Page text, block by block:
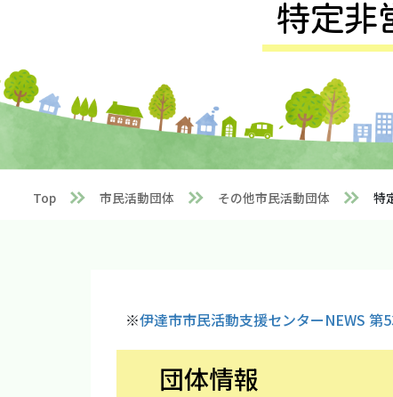
特定非
Top 市民活動団体 その他市民活動団体 特
※伊達市市民活動支援センターNEWS 第
団体情報